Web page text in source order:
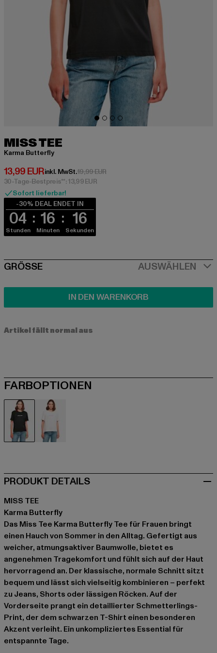
MISS TEE
Karma Butterfly
13,99 EUR
Derzeitiger Preis: 13,99 EUR
inkl. MwSt.19,99 EURAktionspreis: 19,99 EUR
30-Tage-Bestpreis**: 13,99 EUR
Sofort lieferbar!
-30% DEAL ENDET IN
04
Stunden
16
Minuten
16
Sekunden
SIZE
GRÖSSE AUSWÄHLEN
IN DEN WARENKORB
Artikel fällt normal aus
FARBOPTIONEN
PRODUKT DETAILS
MISS TEE
Karma Butterfly
Das Miss Tee Karma Butterfly Tee für Frauen bringt
einen Hauch von Sommer in den Alltag. Gefertigt aus
weicher, atmungsaktiver Baumwolle, bietet es
angenehmen Tragekomfort und fühlt sich auf der Haut
hervorragend an. Der klassische, normale Schnitt sitzt
bequem und lässt sich vielseitig kombinieren – perfekt
zu Jeans, Shorts oder lässigen Röcken. Auf der
Vorderseite prangt ein detaillierter Schmetterlings-
Print, der dem schwarzen T-Shirt einen besonderen
Akzent verleiht. Ein unkompliziertes Essential für
entspannte Tage.